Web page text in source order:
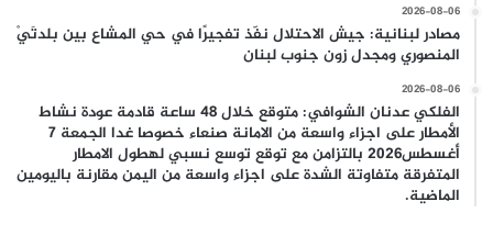
2026-08-06
مصادر لبنانية: جيش الاحتلال نفّذ تفجيرًا في حي المشاع بين بلدتَيْ
المنصوري ومجدل زون جنوب لبنان
2026-08-06
الفلكي عدنان الشوافي: متوقع خلال 48 ساعة قادمة عودة نشاط
الأمطار على اجزاء واسعة من الامانة صنعاء خصوصا غدا الجمعة 7
أغسطس2026 بالتزامن مع توقع توسع نسبي لهطول الامطار
المتفرقة متفاوتة الشدة على اجزاء واسعة من اليمن مقارنة باليومين
الماضية.